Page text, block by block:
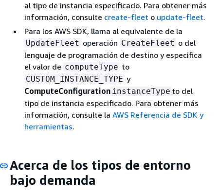
al tipo de instancia especificado. Para obtener más
información, consulte create-fleet o update-fleet.
Para los AWS SDK, llama al equivalente de la
UpdateFleet operación CreateFleet o del
lenguaje de programación de destino y especifica
el valor de computeType to
CUSTOM_INSTANCE_TYPE y
ComputeConfiguration instanceType to del
tipo de instancia especificado. Para obtener más
información, consulte la AWS Referencia de SDK y
herramientas.
Acerca de los tipos de entorno
bajo demanda